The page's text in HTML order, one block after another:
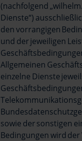
(nachfolgend
Dienste“)
den vorrangigen
und der jeweiligen
Allgemeinen
einzelne Dienste
sowie der sonstigen
Bedingungen wird